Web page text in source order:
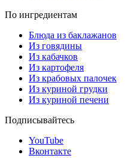
По ингредиентам
Блюда из баклажанов
Из говядины
Из кабачков
Из картофеля
Из крабовых палочек
Из куриной грудки
Из куриной печени
Подписывайтесь
YouTube
Вконтакте